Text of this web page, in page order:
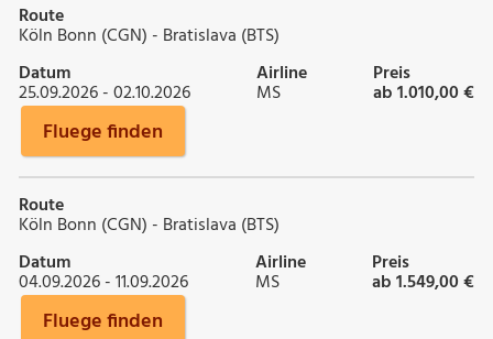
Route
Köln Bonn (CGN) - Bratislava (BTS)
Datum
25.09.2026 - 02.10.2026
Airline
MS
Preis
ab 1.010,00 €
Fluege finden
Route
Köln Bonn (CGN) - Bratislava (BTS)
Datum
04.09.2026 - 11.09.2026
Airline
MS
Preis
ab 1.549,00 €
Fluege finden